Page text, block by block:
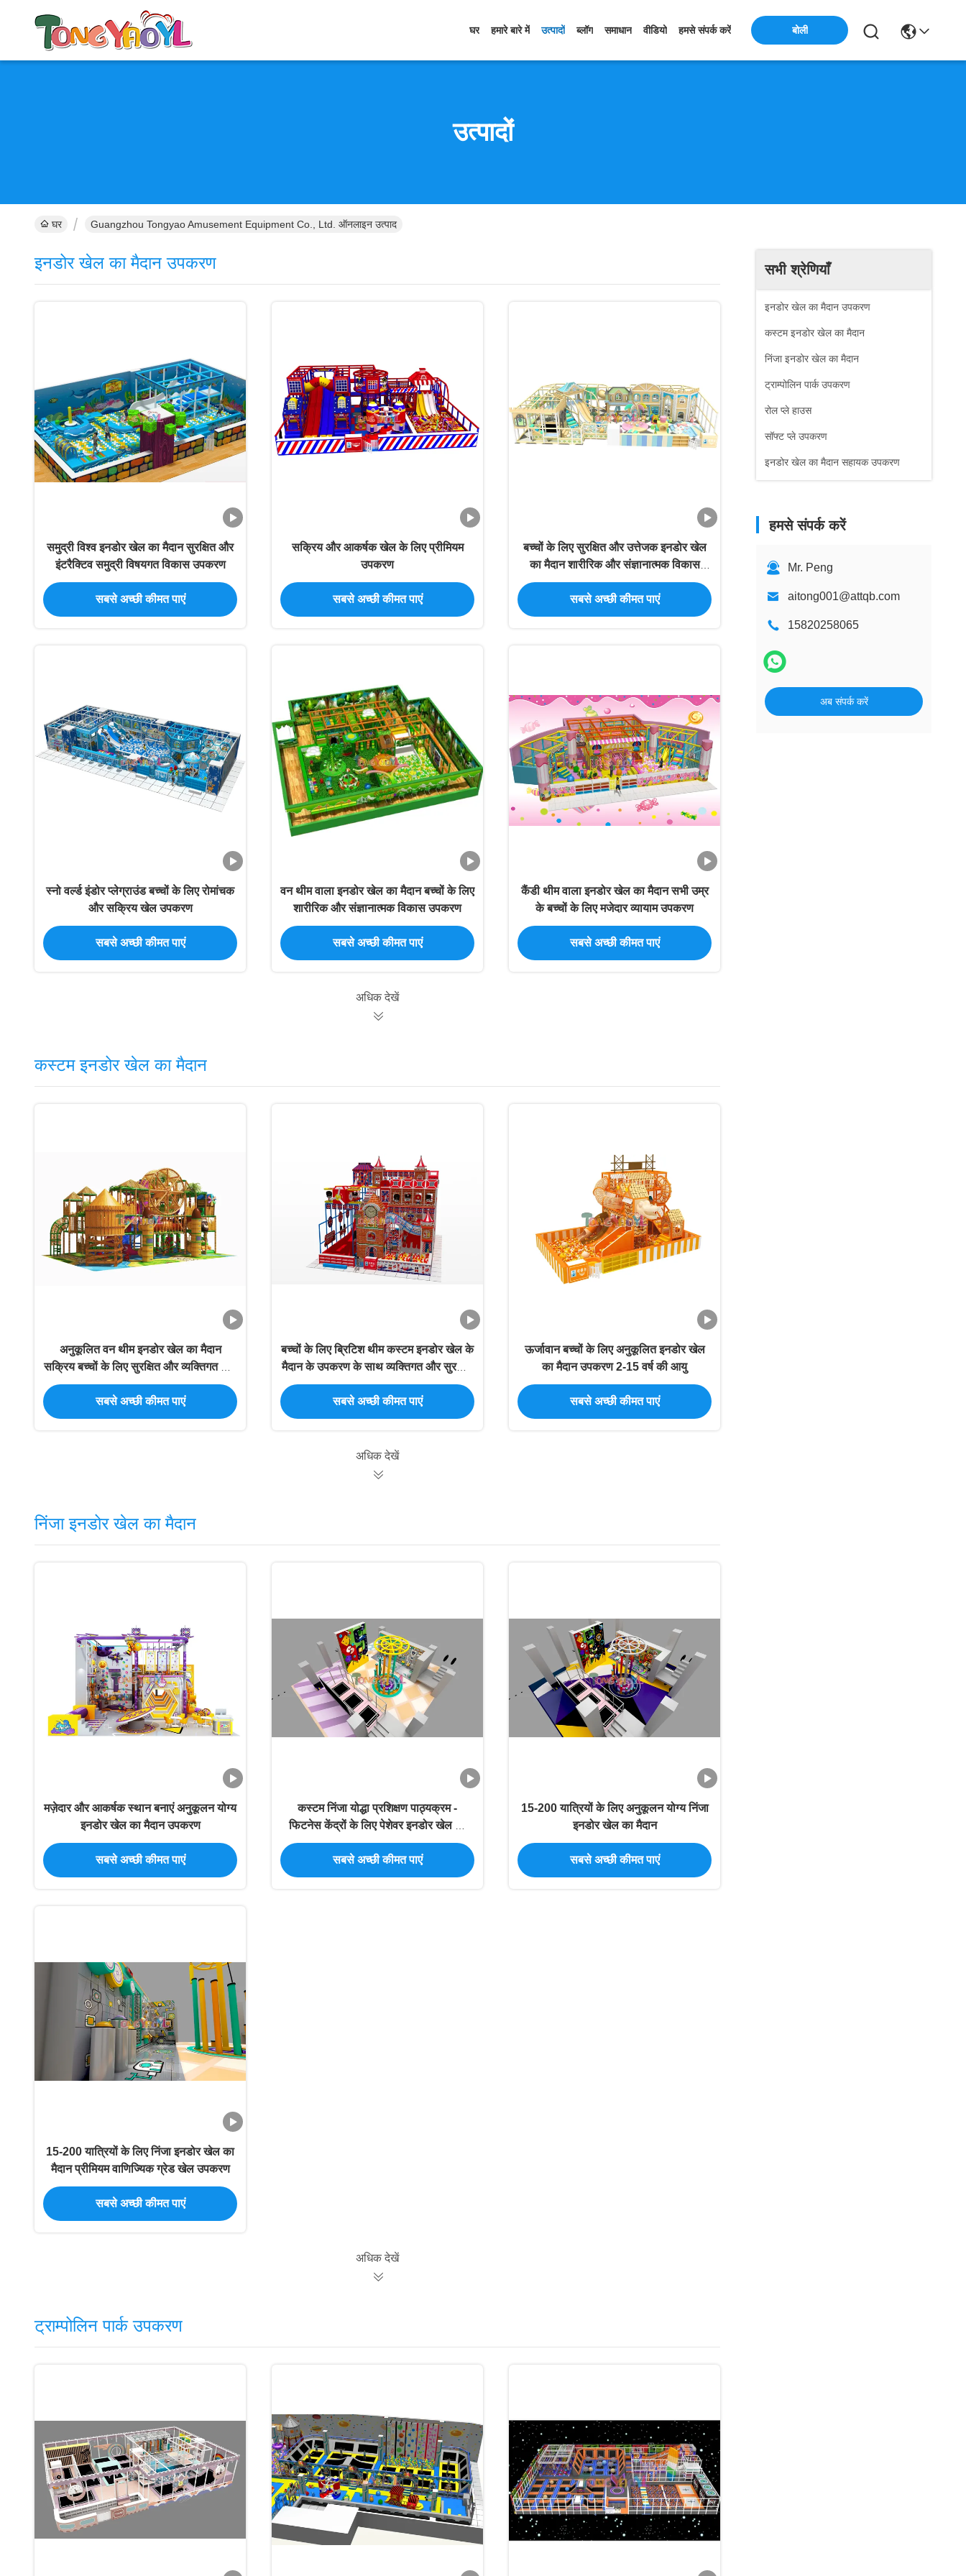
घर हमारे बारे में उत्पादों ब्लॉग समाधान वीडियो हमसे संपर्क करें बोली
उत्पादों
घर Guangzhou Tongyao Amusement Equipment Co., Ltd. ऑनलाइन उत्पाद
सभी श्रेणियाँ
इनडोर खेल का मैदान उपकरण
कस्टम इनडोर खेल का मैदान
निंजा इनडोर खेल का मैदान
ट्राम्पोलिन पार्क उपकरण
रोल प्ले हाउस
सॉफ्ट प्ले उपकरण
इनडोर खेल का मैदान सहायक उपकरण
हमसे संपर्क करें
Mr. Peng
aitong001@attqb.com
15820258065
अब संपर्क करें
इनडोर खेल का मैदान उपकरण
समुद्री विश्व इनडोर खेल का मैदान सुरक्षित और
इंटरैक्टिव समुद्री विषयगत विकास उपकरण
सबसे अच्छी कीमत पाएं
सक्रिय और आकर्षक खेल के लिए प्रीमियम
उपकरण
सबसे अच्छी कीमत पाएं
बच्चों के लिए सुरक्षित और उत्तेजक इनडोर खेल
का मैदान शारीरिक और संज्ञानात्मक विकास
उपकरण
सबसे अच्छी कीमत पाएं
स्नो वर्ल्ड इंडोर प्लेग्राउंड बच्चों के लिए रोमांचक
और सक्रिय खेल उपकरण
सबसे अच्छी कीमत पाएं
वन थीम वाला इनडोर खेल का मैदान बच्चों के लिए
शारीरिक और संज्ञानात्मक विकास उपकरण
सबसे अच्छी कीमत पाएं
कैंडी थीम वाला इनडोर खेल का मैदान सभी उम्र
के बच्चों के लिए मजेदार व्यायाम उपकरण
सबसे अच्छी कीमत पाएं
अधिक देखें
कस्टम इनडोर खेल का मैदान
अनुकूलित वन थीम इनडोर खेल का मैदान
सक्रिय बच्चों के लिए सुरक्षित और व्यक्तिगत खेल
खेल के मैदान और संरचनाएं
सबसे अच्छी कीमत पाएं
बच्चों के लिए ब्रिटिश थीम कस्टम इनडोर खेल के
मैदान के उपकरण के साथ व्यक्तिगत और सुरक्षित
खेल समाधान
सबसे अच्छी कीमत पाएं
ऊर्जावान बच्चों के लिए अनुकूलित इनडोर खेल
का मैदान उपकरण 2-15 वर्ष की आयु
सबसे अच्छी कीमत पाएं
अधिक देखें
निंजा इनडोर खेल का मैदान
मज़ेदार और आकर्षक स्थान बनाएं अनुकूलन योग्य
इनडोर खेल का मैदान उपकरण
सबसे अच्छी कीमत पाएं
कस्टम निंजा योद्धा प्रशिक्षण पाठ्यक्रम -
फिटनेस केंद्रों के लिए पेशेवर इनडोर खेल का
मैदान
सबसे अच्छी कीमत पाएं
15-200 यात्रियों के लिए अनुकूलन योग्य निंजा
इनडोर खेल का मैदान
सबसे अच्छी कीमत पाएं
15-200 यात्रियों के लिए निंजा इनडोर खेल का
मैदान प्रीमियम वाणिज्यिक ग्रेड खेल उपकरण
सबसे अच्छी कीमत पाएं
अधिक देखें
ट्राम्पोलिन पार्क उपकरण